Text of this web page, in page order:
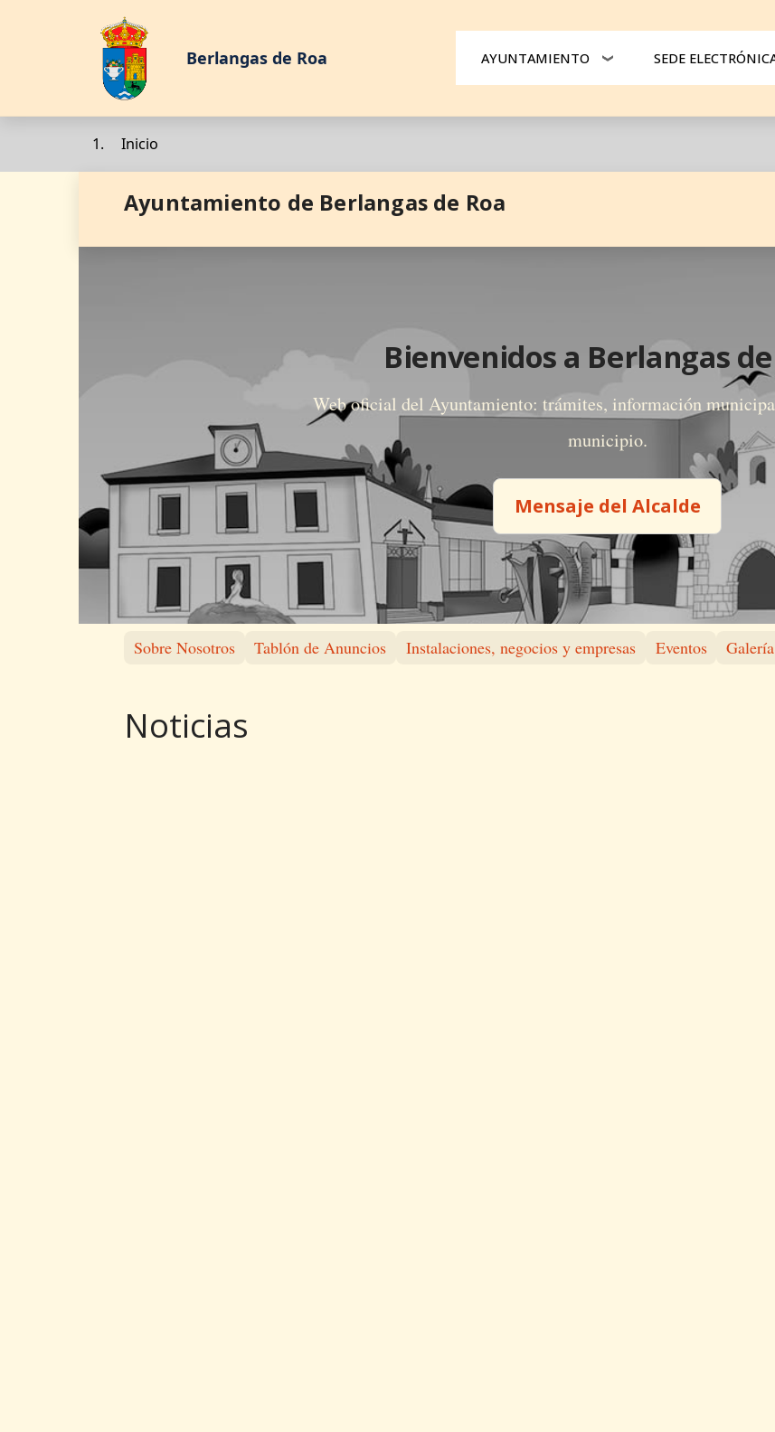
Pasar al contenido principal
Berlangas de Roa AYUNTAMIENTO SEDE
Inicio
Ayuntamiento de Berlangas de Roa
Bienvenidos a Berlangas de
Web oficial del Ayuntamiento: trámites, información
municipio.
Mensaje del Alcalde
Sobre Nosotros Tablón de Anuncios Instalaciones, negocios y empresas Eventos
Noticias